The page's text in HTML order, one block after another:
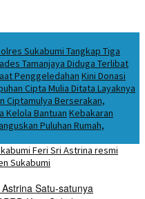
Sukabumi Tangkap Tiga
Tamanjaya Diduga Terlibat
Penggeledahan Kini Donasi
Cipta Mulia Ditata Layaknya
Ciptamulya Berserakan,
Kelola Bantuan Kebakaran
Puluhan Rumah,
Satu-satunya